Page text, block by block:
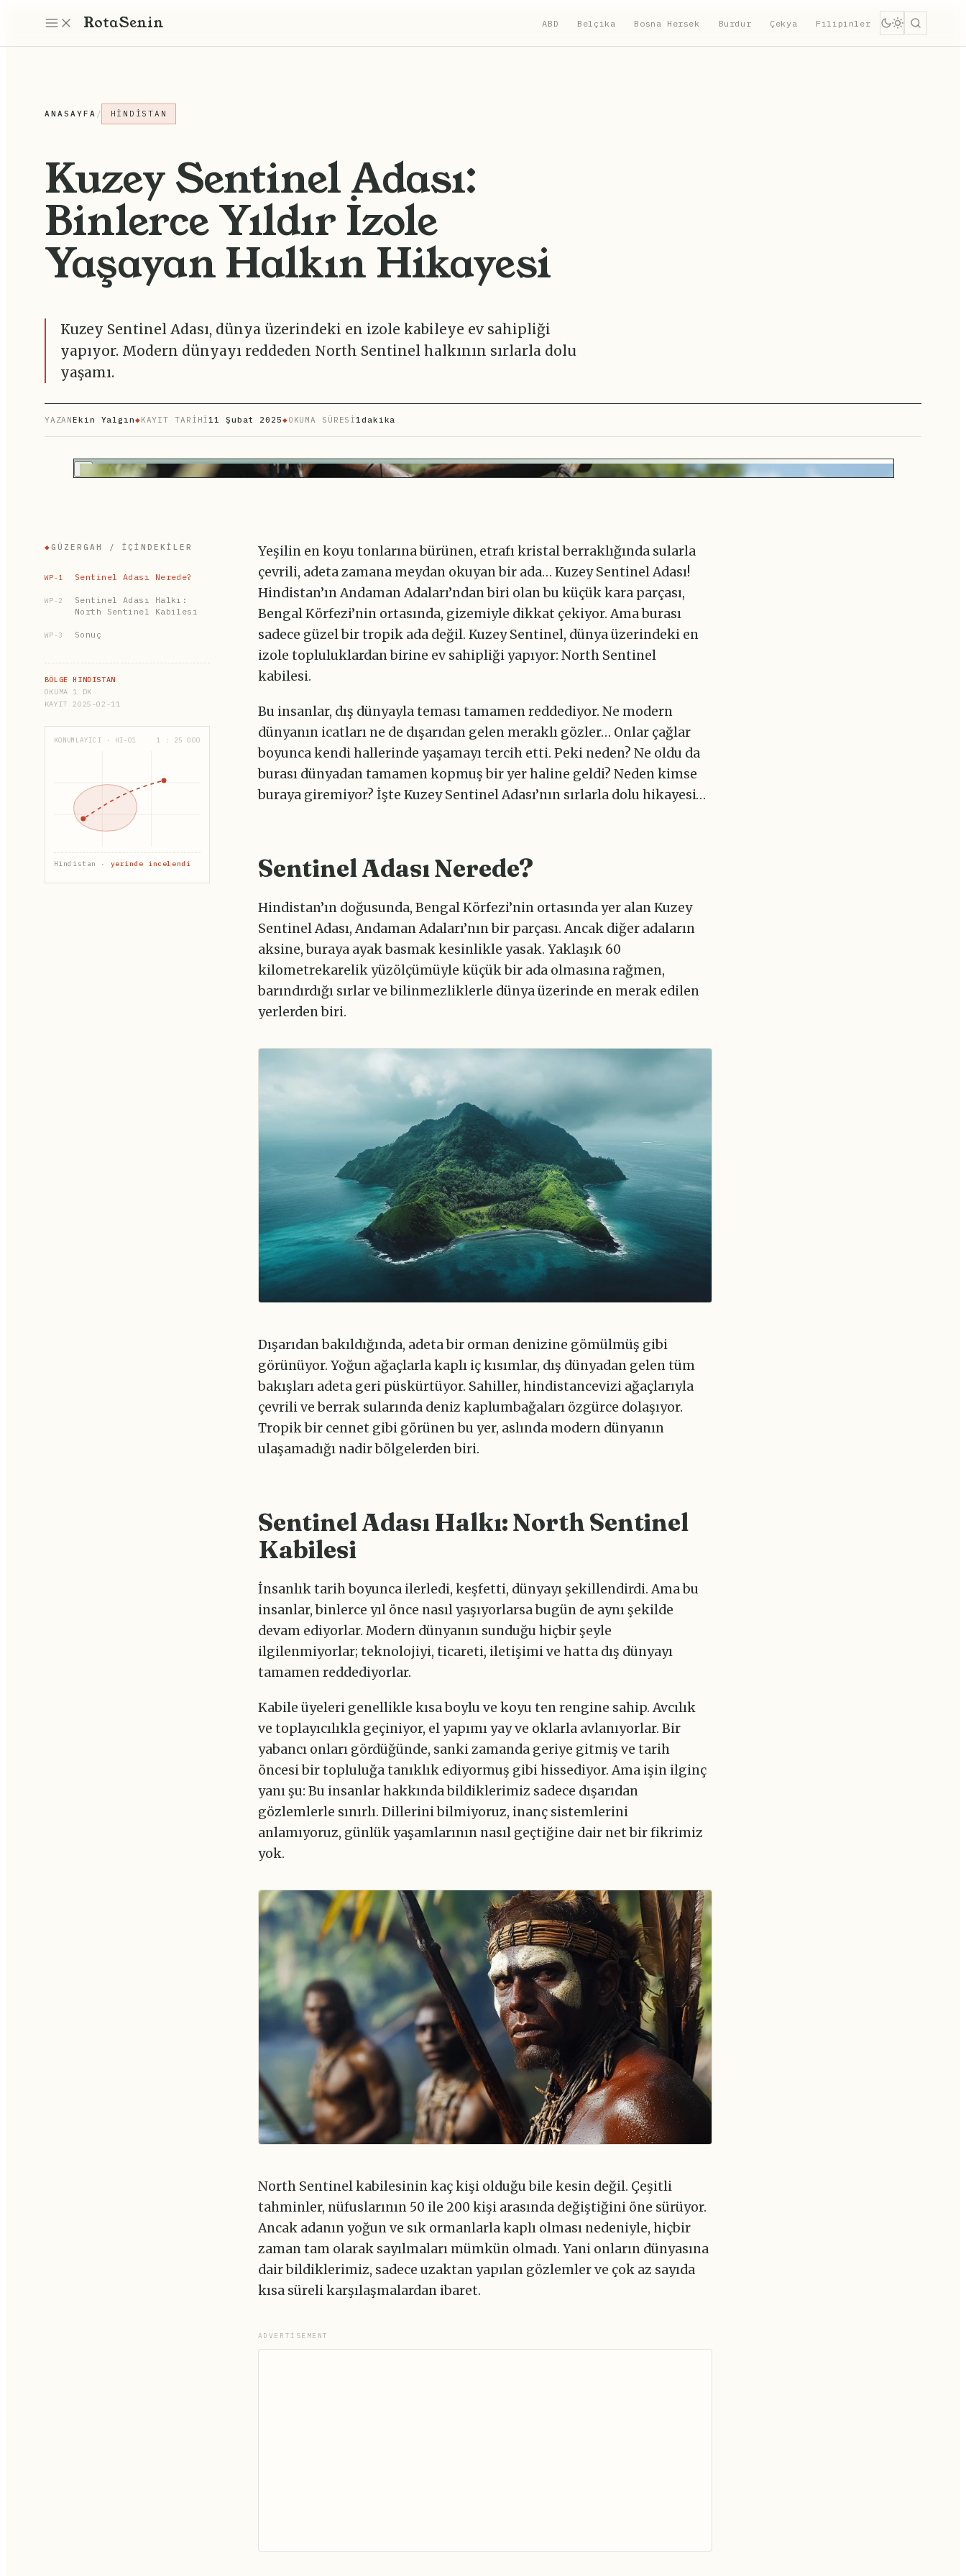
RotaSenin ABD Belçika Bosna Hersek Burdur Çekya Filipinler
ANASAYFA / HINDISTAN
Kuzey Sentinel Adası:
Binlerce Yıldır İzole
Yaşayan Halkın Hikayesi
Kuzey Sentinel Adası, dünya üzerindeki en izole kabileye ev sahipliği
yapıyor. Modern dünyayı reddeden North Sentinel halkının sırlarla dolu
yaşamı.
YAZANEkin Yalgın◆KAYIT TARİHİ11 Şubat 2025◆OKUMA SÜRESİ1dakika
◆ GÜZERGAH / İÇINDEKILER
WP-1 Sentinel Adası Nerede?
WP-2
Sentinel Adası Halkı:
North Sentinel Kabilesi
WP-3 Sonuç
BÖLGE HINDISTAN
OKUMA 1 DK
KAYIT 2025-02-11
KONUMLAYICI · HI-01 1 : 25 000
Hindistan · yerinde incelendi
Yeşilin en koyu tonlarına bürünen, etrafı kristal berraklığında sularla
çevrili, adeta zamana meydan okuyan bir ada… Kuzey Sentinel Adası!
Hindistan’ın Andaman Adaları’ndan biri olan bu küçük kara parçası,
Bengal Körfezi’nin ortasında, gizemiyle dikkat çekiyor. Ama burası
sadece güzel bir tropik ada değil. Kuzey Sentinel, dünya üzerindeki en
izole topluluklardan birine ev sahipliği yapıyor: North Sentinel
kabilesi.
Bu insanlar, dış dünyayla teması tamamen reddediyor. Ne modern
dünyanın icatları ne de dışarıdan gelen meraklı gözler… Onlar çağlar
boyunca kendi hallerinde yaşamayı tercih etti. Peki neden? Ne oldu da
burası dünyadan tamamen kopmuş bir yer haline geldi? Neden kimse
buraya giremiyor? İşte Kuzey Sentinel Adası’nın sırlarla dolu hikayesi…
Sentinel Adası Nerede?
Hindistan’ın doğusunda, Bengal Körfezi’nin ortasında yer alan Kuzey
Sentinel Adası, Andaman Adaları’nın bir parçası. Ancak diğer adaların
aksine, buraya ayak basmak kesinlikle yasak. Yaklaşık 60
kilometrekarelik yüzölçümüyle küçük bir ada olmasına rağmen,
barındırdığı sırlar ve bilinmezliklerle dünya üzerinde en merak edilen
yerlerden biri.
Dışarıdan bakıldığında, adeta bir orman denizine gömülmüş gibi
görünüyor. Yoğun ağaçlarla kaplı iç kısımlar, dış dünyadan gelen tüm
bakışları adeta geri püskürtüyor. Sahiller, hindistancevizi ağaçlarıyla
çevrili ve berrak sularında deniz kaplumbağaları özgürce dolaşıyor.
Tropik bir cennet gibi görünen bu yer, aslında modern dünyanın
ulaşamadığı nadir bölgelerden biri.
Sentinel Adası Halkı: North Sentinel
Kabilesi
İnsanlık tarih boyunca ilerledi, keşfetti, dünyayı şekillendirdi. Ama bu
insanlar, binlerce yıl önce nasıl yaşıyorlarsa bugün de aynı şekilde
devam ediyorlar. Modern dünyanın sunduğu hiçbir şeyle
ilgilenmiyorlar; teknolojiyi, ticareti, iletişimi ve hatta dış dünyayı
tamamen reddediyorlar.
Kabile üyeleri genellikle kısa boylu ve koyu ten rengine sahip. Avcılık
ve toplayıcılıkla geçiniyor, el yapımı yay ve oklarla avlanıyorlar. Bir
yabancı onları gördüğünde, sanki zamanda geriye gitmiş ve tarih
öncesi bir topluluğa tanıklık ediyormuş gibi hissediyor. Ama işin ilginç
yanı şu: Bu insanlar hakkında bildiklerimiz sadece dışarıdan
gözlemlerle sınırlı. Dillerini bilmiyoruz, inanç sistemlerini
anlamıyoruz, günlük yaşamlarının nasıl geçtiğine dair net bir fikrimiz
yok.
North Sentinel kabilesinin kaç kişi olduğu bile kesin değil. Çeşitli
tahminler, nüfuslarının 50 ile 200 kişi arasında değiştiğini öne sürüyor.
Ancak adanın yoğun ve sık ormanlarla kaplı olması nedeniyle, hiçbir
zaman tam olarak sayılmaları mümkün olmadı. Yani onların dünyasına
dair bildiklerimiz, sadece uzaktan yapılan gözlemler ve çok az sayıda
kısa süreli karşılaşmalardan ibaret.
ADVERTISEMENT